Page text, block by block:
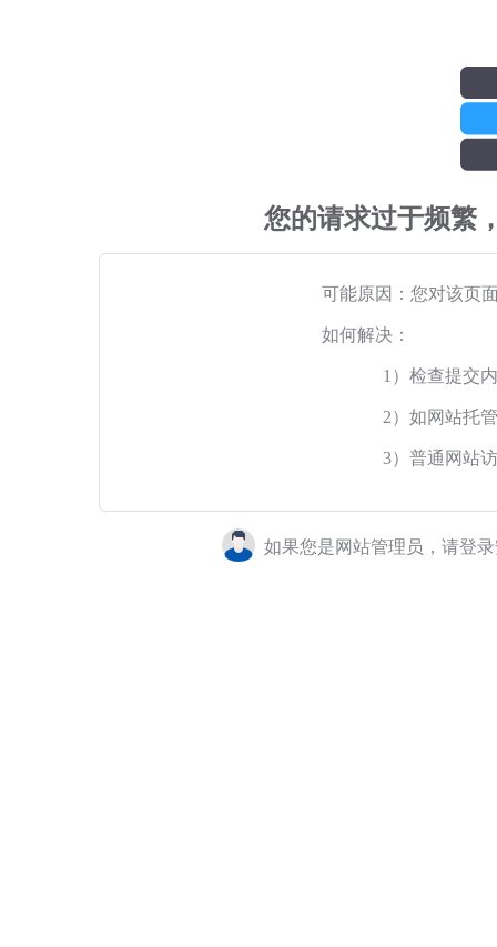
您的请求过于频繁
可能原因：您对该页
如何解决：
1）检查提交
2）如网站托
3）普通网站
如果您是网站管理员，请登